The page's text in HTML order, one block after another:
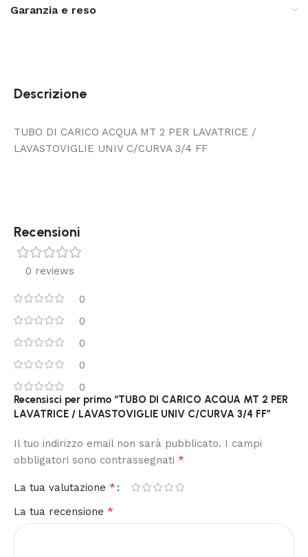
Garanzia e reso
Descrizione
TUBO DI CARICO ACQUA MT 2 PER LAVATRICE /
LAVASTOVIGLIE UNIV C/CURVA 3/4 FF
Recensioni
0 reviews
0
0
0
0
0
Recensisci per primo “TUBO DI CARICO ACQUA MT 2 PER
LAVATRICE / LAVASTOVIGLIE UNIV C/CURVA 3/4 FF”
Il tuo indirizzo email non sarà pubblicato. I campi
obbligatori sono contrassegnati *
La tua valutazione *
La tua recensione *